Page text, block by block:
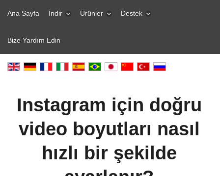
Ana Sayfa İndir Ürünler Destek
Bize Yardım Edin
Instagram için doğru
video boyutları nasıl
hızlı bir şekilde